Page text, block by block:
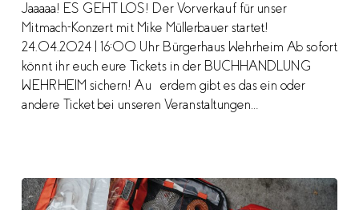
Jaaaaa! ES GEHT LOS! Der Vorverkauf für unser
Mitmach-Konzert mit Mike Müllerbauer startet!
24.04.2024 | 16:00 Uhr Bürgerhaus Wehrheim Ab sofort
könnt ihr euch eure Tickets in der BUCHHANDLUNG
WEHRHEIM sichern! Außerdem gibt es das ein oder
andere Ticket bei unseren Veranstaltungen…